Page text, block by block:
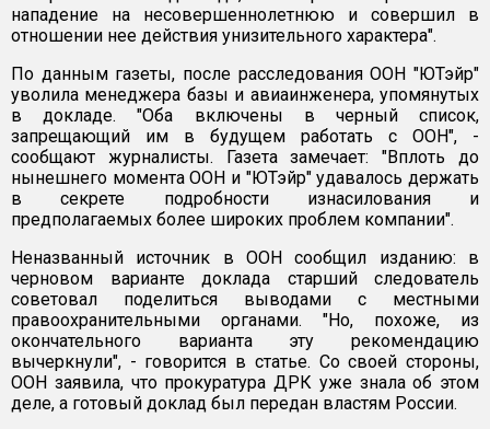
нападение на несовершеннолетнюю и совершил в
отношении нее действия унизительного характера".
По данным газеты, после расследования ООН "ЮТэйр"
уволила менеджера базы и авиаинженера, упомянутых
в докладе. "Оба включены в черный список,
запрещающий им в будущем работать с ООН", -
сообщают журналисты. Газета замечает: "Вплоть до
нынешнего момента ООН и "ЮТэйр" удавалось держать
в секрете подробности изнасилования и
предполагаемых более широких проблем компании".
Неназванный источник в ООН сообщил изданию: в
черновом варианте доклада старший следователь
советовал поделиться выводами с местными
правоохранительными органами. "Но, похоже, из
окончательного варианта эту рекомендацию
вычеркнули", - говорится в статье. Со своей стороны,
ООН заявила, что прокуратура ДРК уже знала об этом
деле, а готовый доклад был передан властям России.